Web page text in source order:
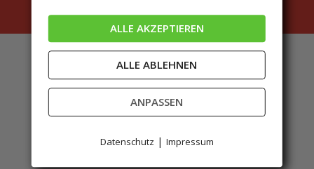
ALLE AKZEPTIEREN
ALLE ABLEHNEN
ANPASSEN
Datenschutz | Impressum